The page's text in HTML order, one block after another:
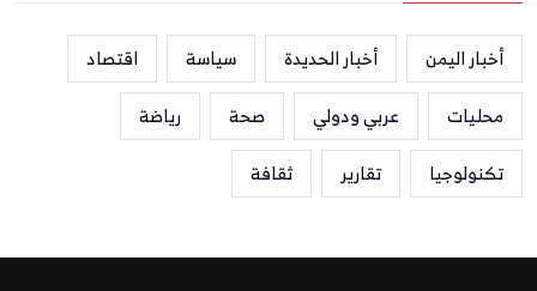
أخبار اليمن أخبار الحديدة سياسة
اقتصاد
محليات
عربي ودولي صحة
رياضة
تكنولوجيا
تقارير ثقافة